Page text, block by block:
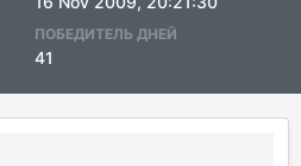
ПОБЕДИТЕЛЬ ДНЕЙ
41